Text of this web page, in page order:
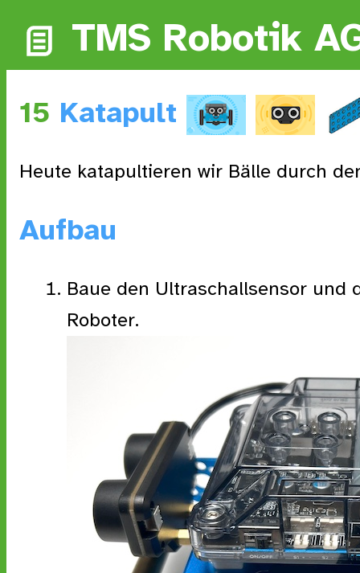
TMS Robotik
15 Katapult
Heute katapultieren wir Bälle durch
Aufbau
Baue den Ultraschallsensor und
Roboter.